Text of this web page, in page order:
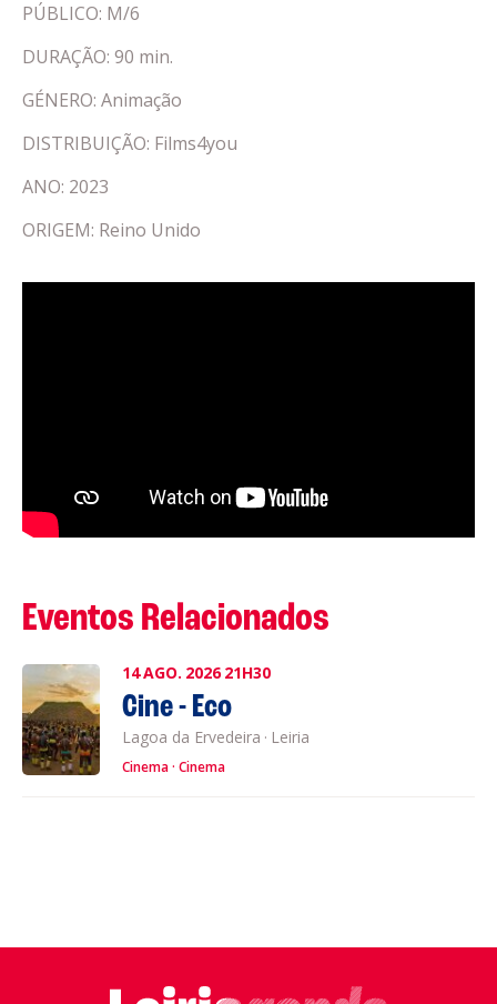
PÚBLICO: M/6
DURAÇÃO: 90 min.
GÉNERO: Animação
DISTRIBUIÇÃO: Films4you
ANO: 2023
ORIGEM: Reino Unido
Eventos Relacionados
14AGO. 2026 21H30
Cine - Eco
Lagoa da Ervedeira · Leiria
Cinema Cinema